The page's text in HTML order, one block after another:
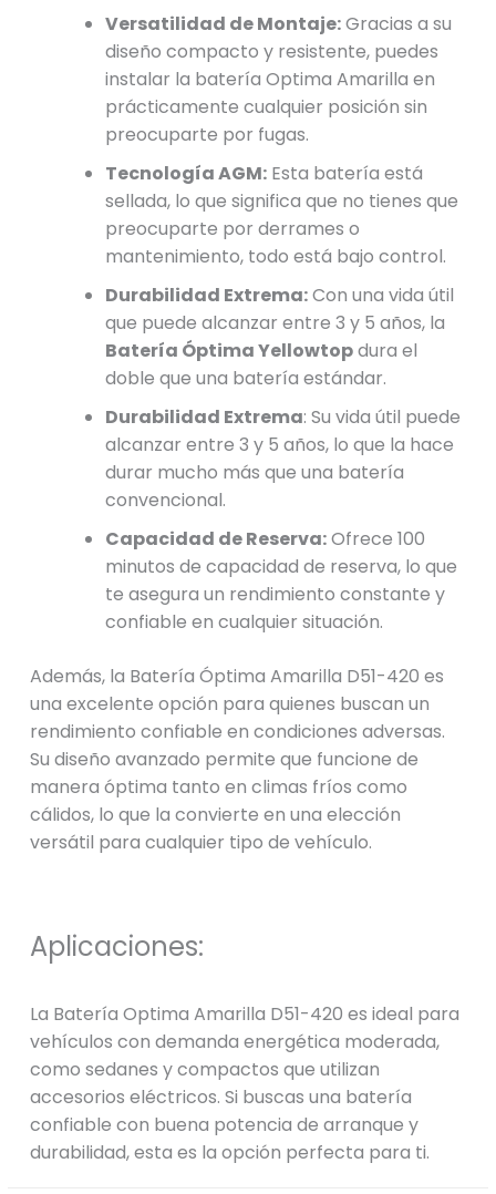
Versatilidad de Montaje:Gracias a su
diseño compacto y resistente, puedes
instalar la batería Optima Amarilla en
prácticamente cualquier posición sin
preocuparte por fugas.
Tecnología AGM: Esta batería está
sellada, lo que significa que no tienes que
preocuparte por derrames o
mantenimiento, todo está bajo control.
Durabilidad Extrema:Con una vida útil
que puede alcanzar entre 3 y 5 años, la
Batería Óptima Yellowtopdura el
doble que una batería estándar.
Durabilidad Extrema: Su vida útil puede
alcanzar entre 3 y 5 años, lo que la hace
durar mucho más que una batería
convencional.
Capacidad de Reserva:Ofrece 100
minutos de capacidad de reserva, lo que
te asegura un rendimiento constante y
confiable en cualquier situación.
Además, la Batería Óptima Amarilla D51-420 es
una excelente opción para quienes buscan un
rendimiento confiable en condiciones adversas.
Su diseño avanzado permite que funcione de
manera óptima tanto en climas fríos como
cálidos, lo que la convierte en una elección
versátil para cualquier tipo de vehículo.
Aplicaciones:
La Batería Optima Amarilla D51-420 es ideal para
vehículos con demanda energética moderada,
como sedanes y compactos que utilizan
accesorios eléctricos. Si buscas una batería
confiable con buena potencia de arranque y
durabilidad, esta es la opción perfecta para ti.